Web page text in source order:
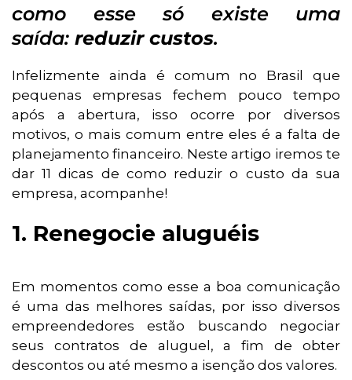
como esse só existe uma
saída: reduzir custos.
Infelizmente ainda é comum no Brasil que
pequenas empresas fechem pouco tempo
após a abertura, isso ocorre por diversos
motivos, o mais comum entre eles é a falta de
planejamento financeiro. Neste artigo iremos te
dar 11 dicas de como reduzir o custo da sua
empresa, acompanhe!
1. Renegocie aluguéis
Em momentos como esse a boa comunicação
é uma das melhores saídas, por isso diversos
empreendedores estão buscando negociar
seus contratos de aluguel, a fim de obter
descontos ou até mesmo a isenção dos valores.